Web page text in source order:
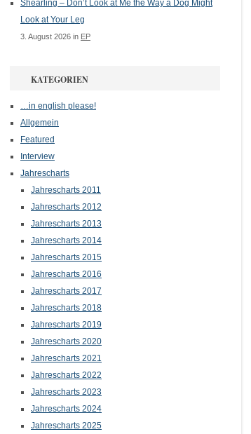
Shearling – Don’t Look at Me the Way a Dog Might
Look at Your Leg
3. August 2026 in EP
KATEGORIEN
…in english please!
Allgemein
Featured
Interview
Jahrescharts
Jahrescharts 2011
Jahrescharts 2012
Jahrescharts 2013
Jahrescharts 2014
Jahrescharts 2015
Jahrescharts 2016
Jahrescharts 2017
Jahrescharts 2018
Jahrescharts 2019
Jahrescharts 2020
Jahrescharts 2021
Jahrescharts 2022
Jahrescharts 2023
Jahrescharts 2024
Jahrescharts 2025